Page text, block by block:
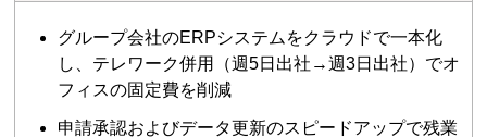
グループ会社のERPシステムをクラウドで一本化
し、テレワーク併用（週5日出社→週3日出社）でオ
フィスの固定費を削減
申請承認およびデータ更新のスピードアップで残業